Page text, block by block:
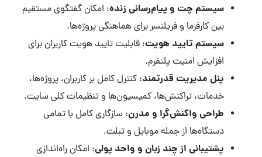
سیستم چت و پیام‌رسانی زنده: امکان گفتگوی مستقیم
بین کارفرما و فریلنسر برای هماهنگی پروژه‌ها.
سیستم تایید هویت: قابلیت تایید هویت کاربران برای
افزایش امنیت پلتفرم.
پنل مدیریت قدرتمند: کنترل کامل بر کاربران، پروژه‌ها،
خدمات، تراکنش‌ها، کمیسیون‌ها و تنظیمات کلی سایت.
طراحی واکنش‌گرا و مدرن: سازگاری کامل با تمامی
دستگاه‌ها از جمله موبایل و تبلت.
پشتیبانی از چند زبان و واحد پولی: امکان راه‌اندازی